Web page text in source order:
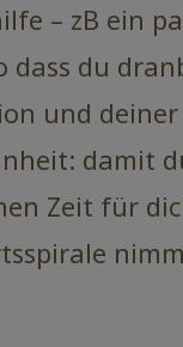
– zB ein
dass du
und
damit
Zeit für